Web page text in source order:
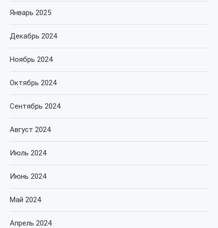
Январь 2025
Декабрь 2024
Ноябрь 2024
Октябрь 2024
Сентябрь 2024
Август 2024
Июль 2024
Июнь 2024
Май 2024
Апрель 2024